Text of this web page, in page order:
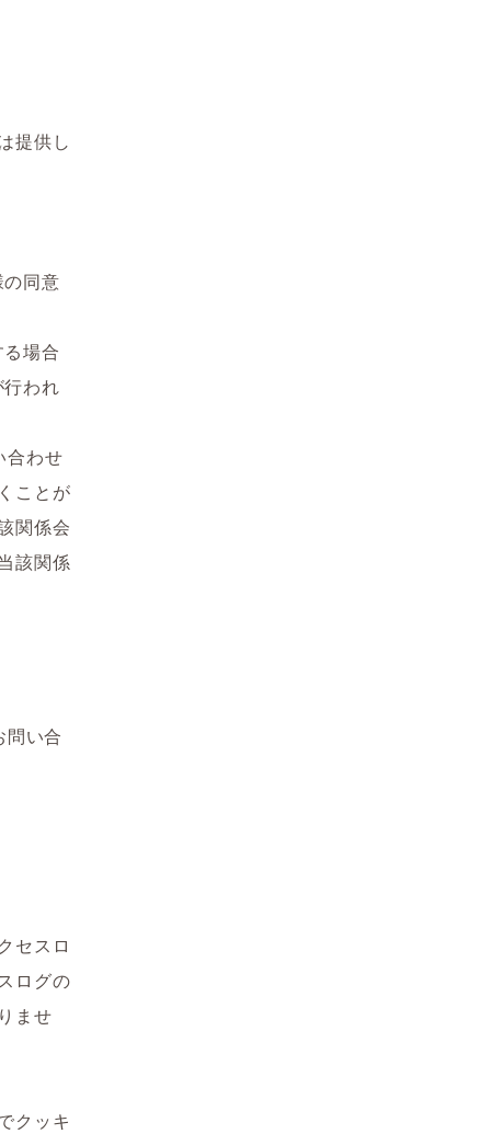
提供し
同意
場合
われ
合わせ
ことが
関係会
該関係
い合
セスロ
ログの
ませ
クッキ